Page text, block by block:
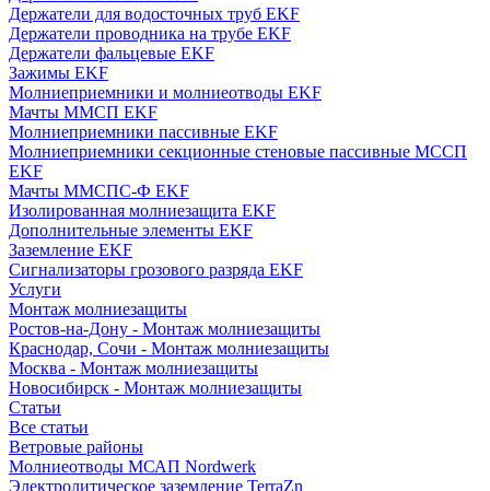
Держатели для водосточных труб EKF
Держатели проводника на трубе EKF
Держатели фальцевые EKF
Зажимы EKF
Молниеприемники и молниеотводы EKF
Мачты ММСП EKF
Молниеприемники пассивные EKF
Молниеприемники секционные стеновые пассивные МССП
EKF
Мачты ММСПС-Ф EKF
Изолированная молниезащита EKF
Дополнительные элементы EKF
Заземление EKF
Сигнализаторы грозового разряда EKF
Услуги
Монтаж молниезащиты
Ростов-на-Дону - Монтаж молниезащиты
Краснодар, Сочи - Монтаж молниезащиты
Москва - Монтаж молниезащиты
Новосибирск - Монтаж молниезащиты
Статьи
Все статьи
Ветровые районы
Молниеотводы МСАП Nordwerk
Электролитическое заземление TerraZn